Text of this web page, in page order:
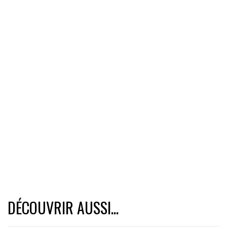
DÉCOUVRIR AUSSI...